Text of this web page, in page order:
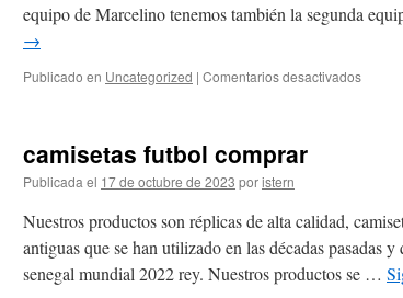
equipo de Marcelino tenemos también la segunda
→
Publicado en Uncategorized | Comentarios desactivadosen
camisetas futbol comprar
Publicada el 17 de octubre de 2023 poristern
Nuestros productos son réplicas de alta calidad,
antiguas que se han utilizado en las décadas pasadas
senegal mundial 2022 rey. Nuestros productos se …